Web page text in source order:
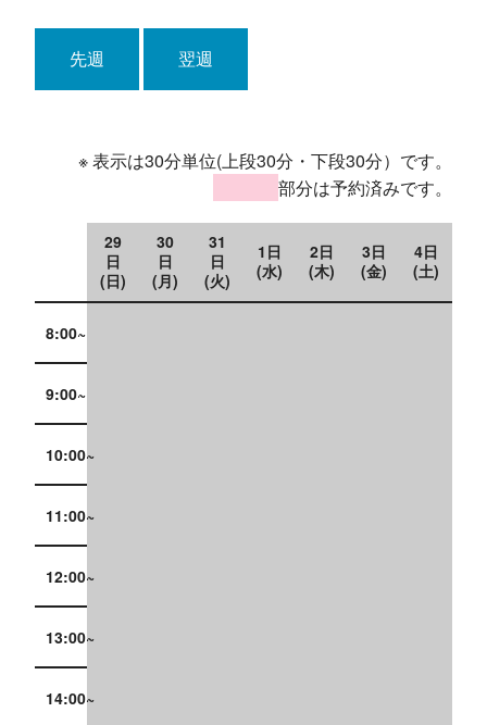
先週 翌週
※ 表示は30分単位(上段30分・下段30分）です。
部分は予約済みです。
29
日
(日)
30
日
(月)
31
日
(火)
1日
(水)
2日
(木)
3日
(金)
4日
(土)
8:00~
9:00~
10:00~
11:00~
12:00~
13:00~
14:00~